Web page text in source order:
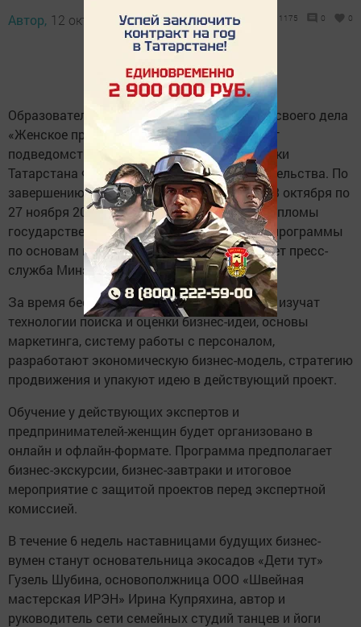
Автор, 12 октября 2021 - 09:00 1175 0 0
Образовательную программу по созданию своего дела
«Женское предпринимательство» запускает
подведомственный Министерству экономики
Татарстана Фонд поддержки предпринимательства. По
завершению обучения, которое пройдет с 23 октября по
27 ноября 2021 года, участницы получат дипломы
государственного образца о прохождении программы
по основам предпринимательства, сообщает пресс-
служба Минэкономики РТ.
За время бесплатного обучения участницы изучат
технологии поиска и оценки бизнес-идеи, основы
маркетинга, систему работы с персоналом,
разработают экономическую бизнес-модель, стратегию
продвижения и упакуют идею в действующий проект.
Обучение у действующих экспертов и
предпринимателей-женщин будет организовано в
онлайн и офлайн-формате. Программа предполагает
бизнес-экскурсии, бизнес-завтраки и итоговое
мероприятие с защитой проектов перед экспертной
комиссией.
В течение 6 недель наставницами будущих бизнес-
вумен станут основательница экосадов «Дети тут»
Гузель Шубина, основополжница ООО «Швейная
мастерская ИРЭН» Ирина Купряхина, автор и
руководитель сети семейных студий танцев и йоги